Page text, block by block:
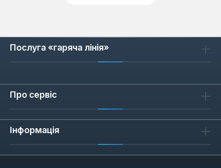
дозволяє досягати ідеально гладких
Виняткова зносостійкість:
стрічки Stanley зберігають свої
ніж аналоги, зменшуючи частоту заміни.
Послуга «гаряча лінія»
Про сервіс
Інформація